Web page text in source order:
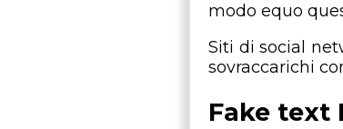
modo equo
Siti di social
sovraccarichi
Fake text